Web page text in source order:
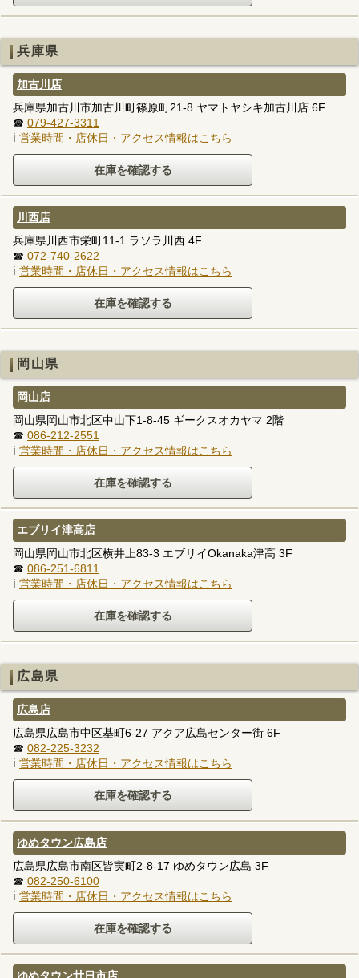
兵庫県
加古川店
兵庫県加古川市加古川町篠原町21-8 ヤマトヤシキ加古川店 6F
☎ 079-427-3311
ℹ 営業時間・店休日・アクセス情報はこちら
川西店
兵庫県川西市栄町11-1 ラソラ川西 4F
☎ 072-740-2622
ℹ 営業時間・店休日・アクセス情報はこちら
岡山県
岡山店
岡山県岡山市北区中山下1-8-45 ギークスオカヤマ 2階
☎ 086-212-2551
ℹ 営業時間・店休日・アクセス情報はこちら
エブリイ津高店
岡山県岡山市北区横井上83-3 エブリイOkanaka津高 3F
☎ 086-251-6811
ℹ 営業時間・店休日・アクセス情報はこちら
広島県
広島店
広島県広島市中区基町6-27 アクア広島センター街 6F
☎ 082-225-3232
ℹ 営業時間・店休日・アクセス情報はこちら
ゆめタウン広島店
広島県広島市南区皆実町2-8-17 ゆめタウン広島 3F
☎ 082-250-6100
ℹ 営業時間・店休日・アクセス情報はこちら